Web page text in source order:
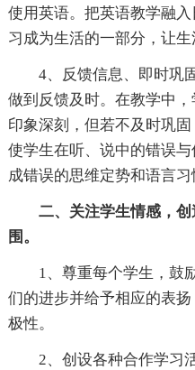
使用英语。把英语教学融
习成为生活的一部分，让生
4、反馈信息、即时巩固
做到反馈及时。在教学中
印象深刻，但若不及时巩
使学生在听、说中的错误
成错误的思维定势和语言习
二、关注学生情感，创
围。
1、尊重每个学生，鼓励
们的进步并给予相应的表
极性。
2、创设各种合作学习活